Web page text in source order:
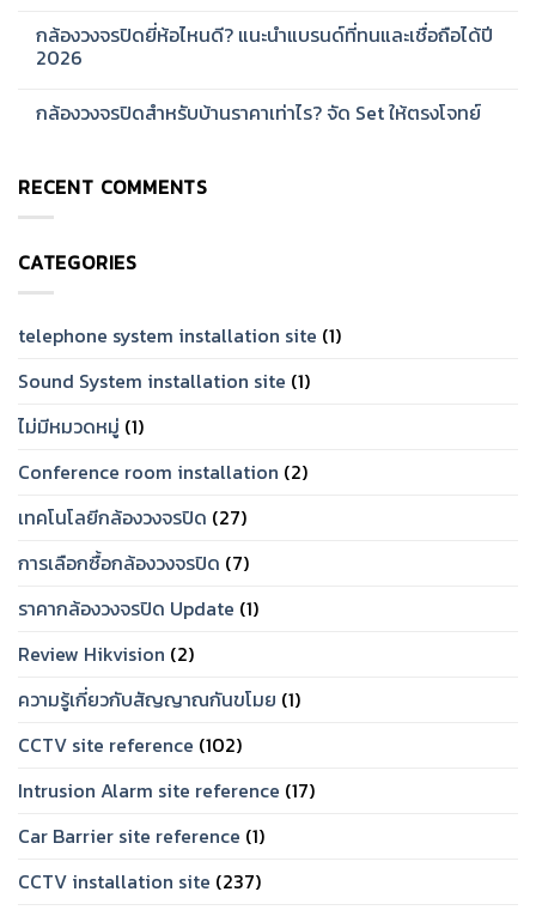
และ
ออฟฟิศ
[2026]
CCTV
สำหรับ
โรงงาน
[2026]
on
กล้อง
วงจรปิด
ไหม?
ใช้
งาน
[2026]
กล้องวงจรปิดยี่ห้อไหนดี? แนะนำแบรนด์ที่ทนและเชื่อถือได้ปี
2026
on
ไหน
ดี?
แบรนด์
ทน
และ
ถือ
ปี
2026
กล้องวงจรปิดสำหรับบ้านราคาเท่าไร? จัด Set ให้ตรงโจทย์
กล้อง
วงจรปิด
สำหรับ
เท่าไร?
Set
โจทย์
RECENT COMMENTS
CATEGORIES
telephone system installation site (1)
Sound System installation site (1)
ไม่มีหมวดหมู่ (1)
Conference room installation (2)
เทคโนโลยีกล้องวงจรปิด (27)
การเลือกซื้อกล้องวงจรปิด (7)
ราคากล้องวงจรปิด Update (1)
Review Hikvision (2)
ความรู้เกี่ยวกับสัญญาณกันขโมย (1)
CCTV site reference (102)
Intrusion Alarm site reference (17)
Car Barrier site reference (1)
CCTV installation site (237)